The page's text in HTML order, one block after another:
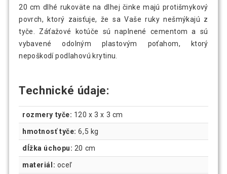
20 cm dlhé rukoväte na dlhej činke majú protišmykový
povrch, ktorý zaisťuje, že sa Vaše ruky nešmýkajú z
tyče. Záťažové kotúče sú naplnené cementom a sú
vybavené odolným plastovým poťahom, ktorý
nepoškodí podlahovú krytinu.
Technické údaje:
rozmery tyče: ‎120 x 3 x 3 cm
hmotnosť tyče: 6,5 kg
dĺžka úchopu: 20 cm
materiál: oceľ